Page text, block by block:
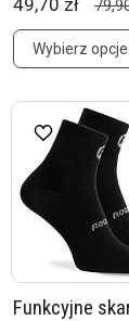
49,70 zł
Wybierz opcje
Funkcyjne